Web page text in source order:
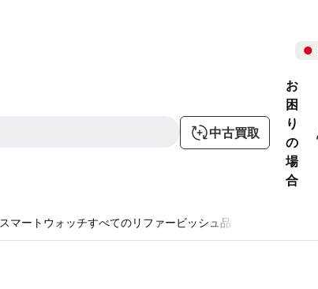
中古買取
お
困
り
の
場
合
スマートウォッチすべてのリファービッシュ品